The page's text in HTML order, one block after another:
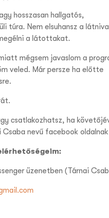
hosszasan hallgatós,
túra. Nem elsuhansz a
a látottakat.
mégsem javaslom a
veled. Már persze ha előtte
csatlakozhatsz, ha
nevű facebook
üzenetben (Tárnai